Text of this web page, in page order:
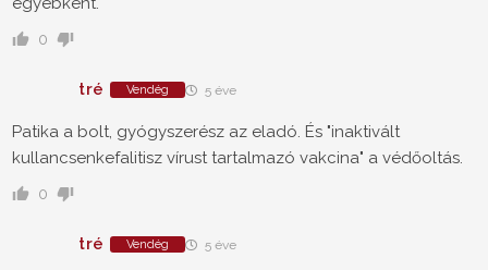
0
tré Vendég 5 éve
Patika a bolt, gyógyszerész az eladó. És "inaktivált
kullancsenkefalitisz vírust tartalmazó vakcina" a védőoltás.
0
tré Vendég 5 éve